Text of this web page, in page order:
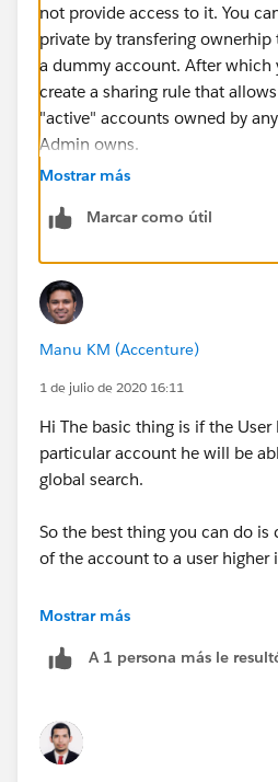
not provide access to it. You
private by transfering
a dummy account. After
create a sharing rule that
"active" accounts owned by
Admin owns.
Mostrar más
Marcar como útil
Manu KM (Accenture)
1 de julio de 2020 16:11
Hi The basic thing is if the User
particular account he will be
global search.
So the best thing you can do is
of the account to a user higher
Mostrar más
A 1 persona más le